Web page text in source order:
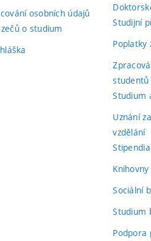
osobních údajů
o studium
Studijní
Poplatky
studentů
Studium
Uznání
vzdělání
Stipendia
Knihovny
Sociální
Studium
Podpora